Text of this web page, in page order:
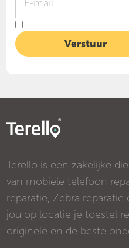
Terello is een zakelijke
van mobiele telefoon
reparatie, Zebra
jou op locatie je toestel
originele en de beste